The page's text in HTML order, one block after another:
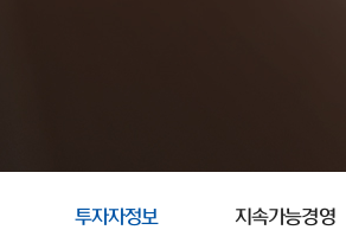
투자자정보 지속가능경영